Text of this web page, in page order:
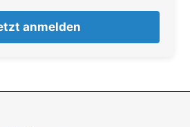
anmelden